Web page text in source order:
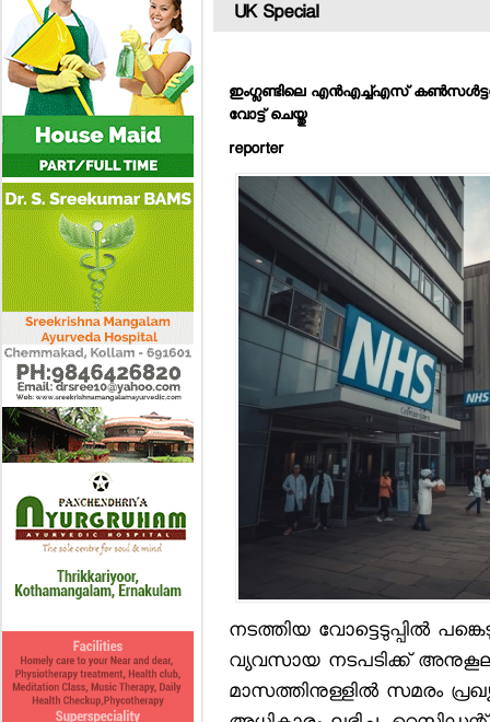
UK Special
ഇംഗ്ലണ്ടിലെ എന്‍എച്ച്എസ്
വോട്ട് ചെയ്തു
reporter
നടത്തിയ വോട്ടെടുപ്പില്‍
വ്യവസായ നടപടിക്ക്
മാസത്തിനുള്ളില്‍ സമരം